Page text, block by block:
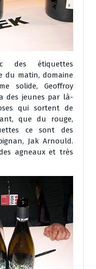
des étiquettes
du matin, domaine
solide, Geoffroy
des jeunes par là-
qui sortent de
que du rouge,
ce sont des
Jak Arnould.
agneaux et très